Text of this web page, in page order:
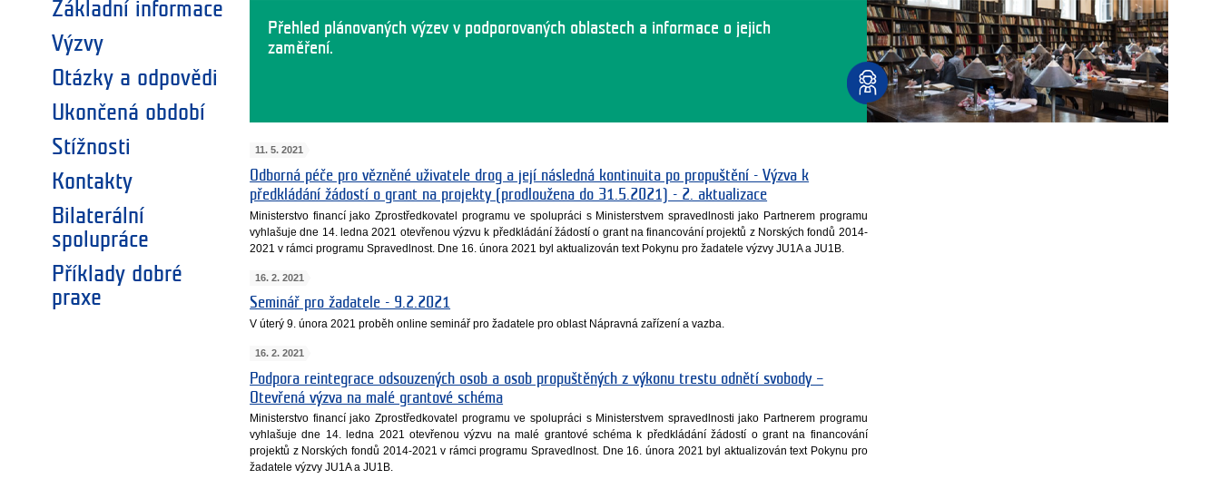
Základní informace
Výzvy
Otázky a odpovědi
Ukončená období
Stížnosti
Kontakty
Bilaterální
spolupráce
Příklady dobré
praxe
Přehled plánovaných výzev v podporovaných oblastech a informace o jejich
zaměření.
11. 5. 2021
Odborná péče pro vězněné uživatele drog a její následná kontinuita po propuštění - Výzva k
předkládání žádostí o grant na projekty (prodloužena do 31.5.2021) - 2. aktualizace
Ministerstvo financí jako Zprostředkovatel programu ve spolupráci s Ministerstvem spravedlnosti jako Partnerem programu
vyhlašuje dne 14. ledna 2021 otevřenou výzvu k předkládání žádostí o grant na financování projektů z Norských fondů 2014-
2021 v rámci programu Spravedlnost. Dne 16. února 2021 byl aktualizován text Pokynu pro žadatele výzvy JU1A a JU1B.
16. 2. 2021
Seminář pro žadatele - 9.2.2021
V úterý 9. února 2021 proběh online seminář pro žadatele pro oblast Nápravná zařízení a vazba.
16. 2. 2021
Podpora reintegrace odsouzených osob a osob propuštěných z výkonu trestu odnětí svobody –
Otevřená výzva na malé grantové schéma
Ministerstvo financí jako Zprostředkovatel programu ve spolupráci s Ministerstvem spravedlnosti jako Partnerem programu
vyhlašuje dne 14. ledna 2021 otevřenou výzvu na malé grantové schéma k předkládání žádostí o grant na financování
projektů z Norských fondů 2014-2021 v rámci programu Spravedlnost. Dne 16. února 2021 byl aktualizován text Pokynu pro
žadatele výzvy JU1A a JU1B.